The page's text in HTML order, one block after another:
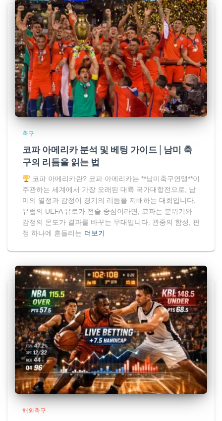
축구
코파 아메리카 분석 및 베팅 가이드│남미 축
구의 리듬을 읽는 법
코파 아메리카란? 코파 아메리카는 **남미축구연맹**이
주관하는 세계에서 가장 오래된 대륙 국가대항전으로, 남
미의 열정과 감정이 경기의 리듬을 지배하는 대회입니다.
유럽의 UEFA 유로가 전술 중심이라면, 코파는 분위기와
감정의 온도가 결과를 바꾸는 무대입니다. 관중의 함성, 판
정 하나에 흔들리는 더보기
해외축구